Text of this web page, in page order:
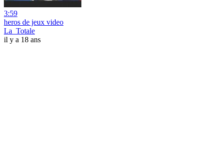
3:59
heros de jeux video
La_Totale
il y a 18 ans